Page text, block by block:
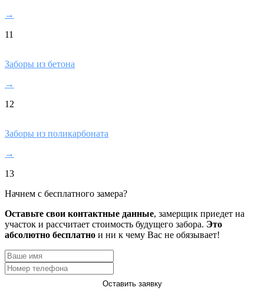
→
11
Заборы из бетона
→
12
Заборы из поликарбоната
→
13
Начнем с бесплатного замера?
Оставьте свои контактные данные, замерщик приедет на
участок и рассчитает стоимость будущего забора. Это
абсолютно бесплатно и ни к чему Вас не обязывает!
Оставить заявку